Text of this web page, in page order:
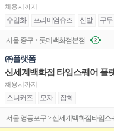
채용시까지
수입화 프리미엄슈즈 신발 구두
서울 중구 > 롯데백화점본점
㈜플랫폼
신세계백화점 타임스퀘어 플
채용시까지
스니커즈 모자 잡화
서울 영등포구 > 신세계백화점타임스